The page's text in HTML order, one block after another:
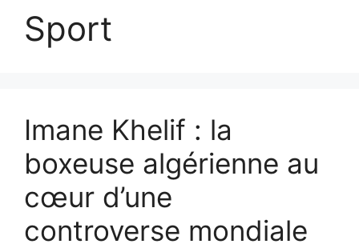
Sport
Imane Khelif : la
boxeuse algérienne au
cœur d’une
controverse mondiale